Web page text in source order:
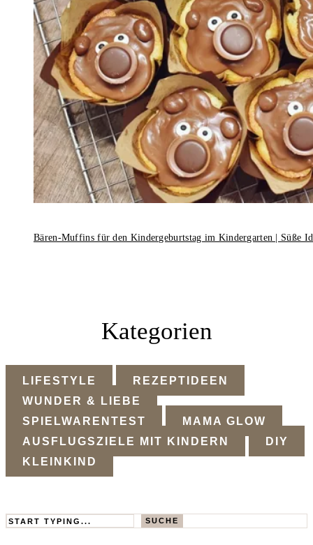
Bären-Muffins für den Kindergeburtstag im Kindergarten | Süße
Kategorien
LIFESTYLE
REZEPTIDEEN
WUNDER & LIEBE
SPIELWARENTEST
MAMA GLOW
AUSFLUGSZIELE MIT KINDERN
DIY
KLEINKIND
Search SUCHE